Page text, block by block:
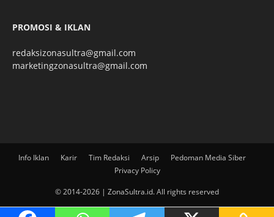
PROMOSI & IKLAN
redaksizonasultra@gmail.com
marketingzonasultra@gmail.com
Info Iklan Karir Tim Redaksi Arsip
Pedoman Media Siber
Privacy Policy
© 2014-2026 | ZonaSultra.id. All rights reserved